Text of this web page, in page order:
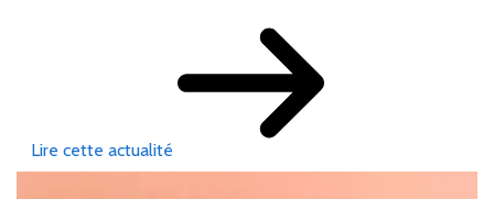
Lire cette actualité